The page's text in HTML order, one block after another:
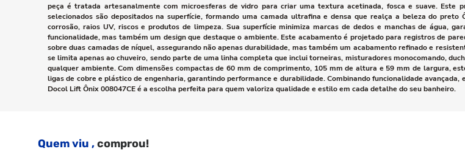
peça é tratada artesanalmente com microesferas de vidro para criar uma textura acetinada, fosca e suave.
selecionados são depositados na superfície, formando uma camada ultrafina e densa que realça a beleza do
corrosão, raios UV, riscos e produtos de limpeza. Sua superfície minimiza marcas de dedos e manchas de água,
funcionalidade, mas também um design que destaque o ambiente. Este acabamento é projetado para registros de
sobre duas camadas de níquel, assegurando não apenas durabilidade, mas também um acabamento refinado e
se limita apenas ao chuveiro, sendo parte de uma linha completa que inclui torneiras, misturadores monocomando,
qualquer ambiente. Com dimensões compactas de 60 mm de comprimento, 105 mm de altura e 59 mm de largura,
ligas de cobre e plástico de engenharia, garantindo performance e durabilidade. Combinando funcionalidade
Docol Lift Ônix 008047CE é a escolha perfeita para quem valoriza qualidade e estilo em cada detalhe do seu banheiro.
Quem viu ,comprou!